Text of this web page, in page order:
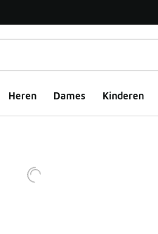
Heren Dames Kinderen